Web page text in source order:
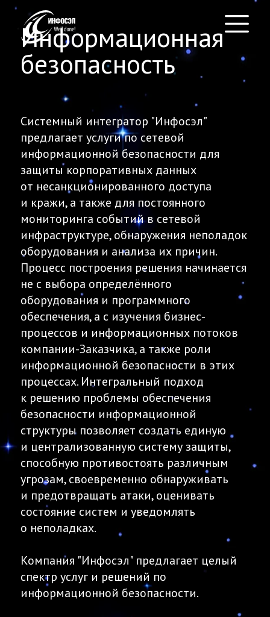
Информационная
безопасность
Системный интегратор "Инфосэл"
предлагает услуги по сетевой
информационной безопасности для
защиты корпоративных данных
от несанкционированного доступа
и кражи, а также для постоянного
мониторинга событий в сетевой
инфраструктуре, обнаружения неполадок
оборудования и анализа их причин.
Процесс построения решения начинается
не с выбора определённого
оборудования и программного
обеспечения, а с изучения бизнес-
процессов и информационных потоков
компании-Заказчика, а также роли
информационной безопасности в этих
процессах. Интегральный подход
к решению проблемы обеспечения
безопасности информационной
структуры позволяет создать единую
и централизованную систему защиты,
способную противостоять различным
угрозам, своевременно обнаруживать
и предотвращать атаки, оценивать
состояние систем и уведомлять
о неполадках.
Компания "Инфосэл" предлагает целый
спектр услуг и решений по
информационной безопасности.